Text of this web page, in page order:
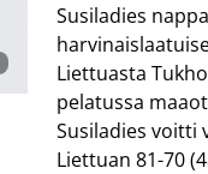
Susiladies
Liettuasta
pelatussa
Susiladies voitti
Liettuan 81-70